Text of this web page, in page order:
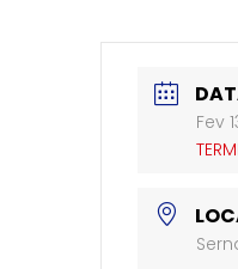
Fev